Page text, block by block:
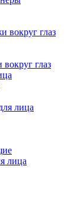
вокруг глаз
глаз
лица
лица